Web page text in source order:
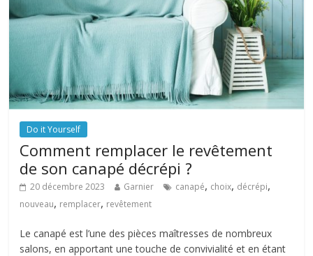
Do it Yourself
Comment remplacer le revêtement
de son canapé décrépi ?
20 décembre 2023 Garnier canapé, choix, décrépi,
nouveau, remplacer, revêtement
Le canapé est l’une des pièces maîtresses de nombreux
salons, en apportant une touche de convivialité et en étant